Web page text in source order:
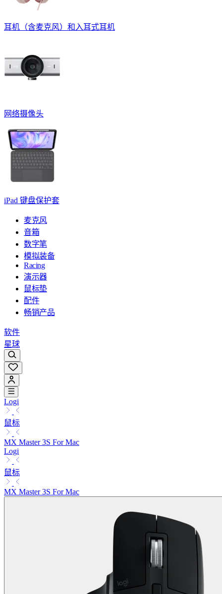
耳机（含麦克风）和入耳式耳机
网络摄像头
iPad 键盘保护套
麦克风
音箱
数字笔
模拟装备
Racing
演示器
鼠标垫
配件
畅销产品
软件
星球
Logi
鼠标
MX Master 3S For Mac
Logi
鼠标
MX Master 3S For Mac